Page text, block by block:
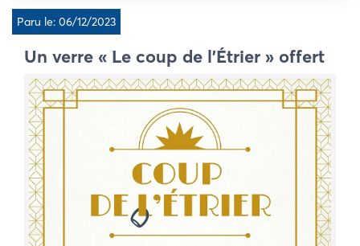
Paru le: 06/12/2023
Un verre « Le coup de l’Étrier » offert